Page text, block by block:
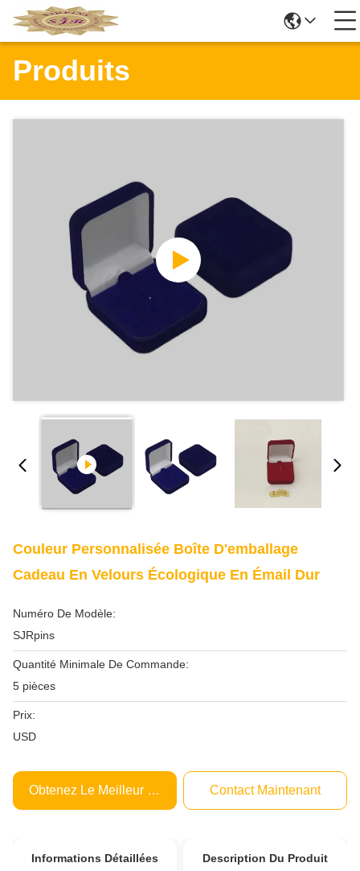
Produits
Couleur Personnalisée Boîte D'emballage
Cadeau En Velours Écologique En Émail Dur
Numéro De Modèle:
SJRpins
Quantité Minimale De Commande:
5 pièces
Prix:
USD
Obtenez Le Meilleur Prix Contact Maintenant
Informations Détaillées Description Du Produit